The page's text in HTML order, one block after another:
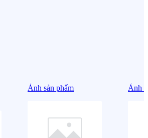
Ảnh sản phẩm Ảnh